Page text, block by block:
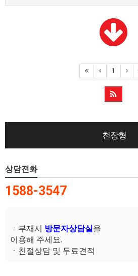
1
천장형
상담전화
1588-3547
ㆍ부재시 방문자상담실 을
이용해 주세요.
ㆍ친절상담 및 무료견적